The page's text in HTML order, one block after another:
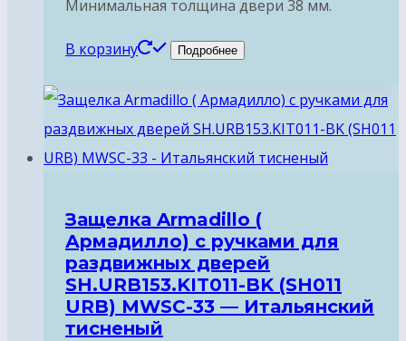
Минимальная толщина двери 38 мм.
В корзину Подробнее
Защелка Armadillo (
Армадилло) с ручками для
раздвижных дверей
SH.URB153.KIT011-BK (SH011
URB) MWSC-33 — Итальянский
тисненый